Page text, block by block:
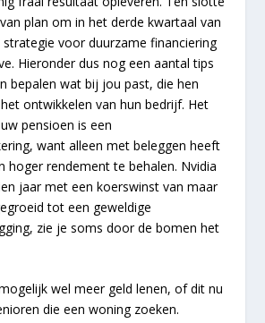
plan om in het derde kwartaal van
strategie voor duurzame financiering
Hieronder dus nog een aantal tips
bepalen wat bij jou past, die hen
ontwikkelen van hun bedrijf. Het
pensioen is een
want alleen met beleggen heeft
hoger rendement te behalen. Nvidia
jaar met een koerswinst van maar
tot een geweldige
zie je soms door de bomen het
wel meer geld lenen, of dit nu
die een woning zoeken.